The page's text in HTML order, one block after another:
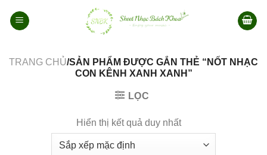
qua
TRANG CHỦ/SẢN PHẨM ĐƯỢC GẮN THẺ “NỐT NHẠC
CON KÊNH XANH XANH”
LỌC
Hiển thị kết quả duy nhất